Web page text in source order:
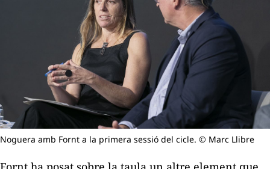
Noguera amb Fornt a la primera sessió del cicle. © Marc Llibre